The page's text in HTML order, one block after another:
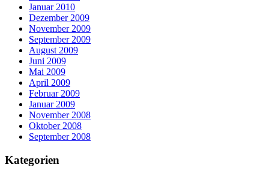
Januar 2010
Dezember 2009
November 2009
September 2009
August 2009
Juni 2009
Mai 2009
April 2009
Februar 2009
Januar 2009
November 2008
Oktober 2008
September 2008
Kategorien